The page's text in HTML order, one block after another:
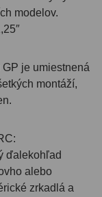
modelov.
je umiestnená
montáží,
ďalekohľad
alebo
zrkadlá a